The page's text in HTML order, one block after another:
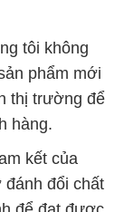
tôi không
phẩm mới
thị trường để
hàng.
kết của
đánh đổi chất